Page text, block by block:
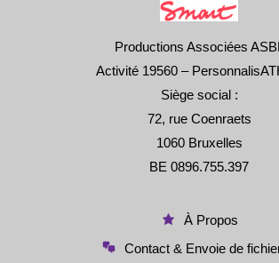
Productions Associées
Activité 19560 –
Siège social :
72, rue Coenraets
1060 Bruxelles
BE 0896.755.397
À Propos
Contact & Envoie de